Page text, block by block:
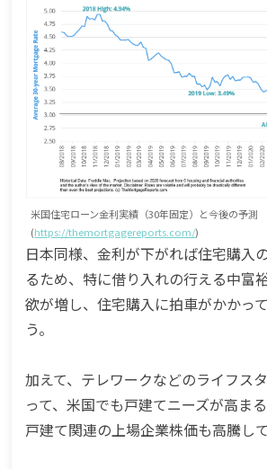
米国住宅ローン金利実績（30年固定）と今後の予測
(https://themortgagereports.com/)
日本同様、金利が下がれば住宅購入
るため、特に借り入れの行える中富
欲が増し、住宅購入に拍車がかかっ
う。
加えて、テレワークなどのライフス
って、米国でも戸建てニーズが高ま
戸建て関連の上場企業株価も高騰し